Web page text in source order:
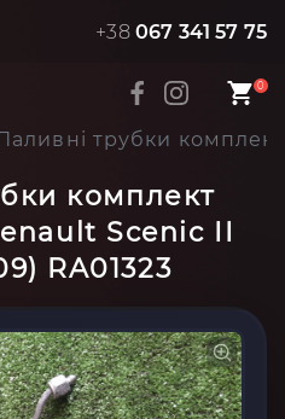
+38 067 341 57 75
0
трубки
комплект
Scenic II
RA01323